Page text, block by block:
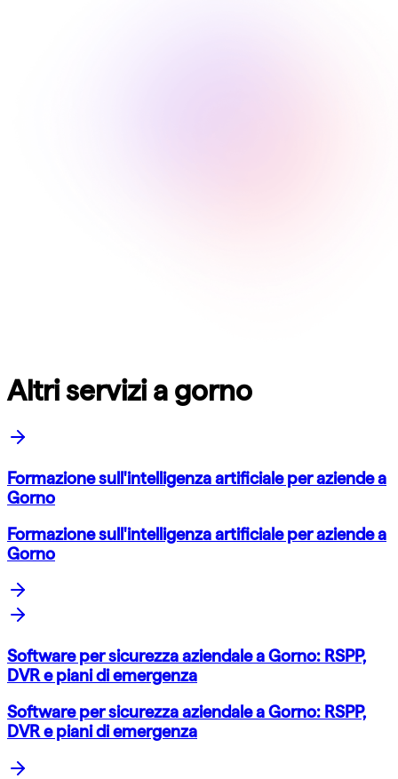
Altri servizi a gorno
Formazione sull'intelligenza artificiale per aziende a
Gorno
Formazione sull'intelligenza artificiale per aziende a
Gorno
Software per sicurezza aziendale a Gorno: RSPP,
DVR e piani di emergenza
Software per sicurezza aziendale a Gorno: RSPP,
DVR e piani di emergenza